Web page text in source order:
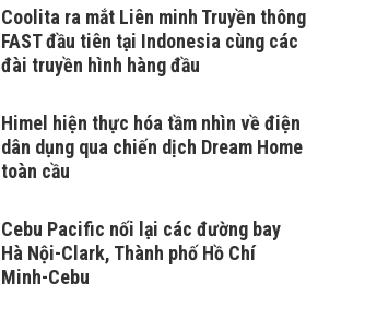
Coolita ra mắt Liên minh Truyền thông
FAST đầu tiên tại Indonesia cùng các
đài truyền hình hàng đầu
Himel hiện thực hóa tầm nhìn về điện
dân dụng qua chiến dịch Dream Home
toàn cầu
Cebu Pacific nối lại các đường bay
Hà Nội-Clark, Thành phố Hồ Chí
Minh-Cebu